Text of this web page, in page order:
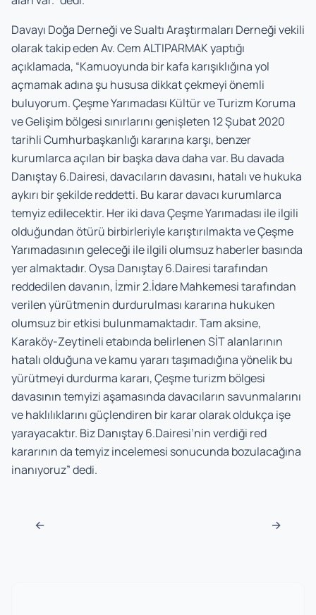
Davayı Doğa Derneği ve Sualtı Araştırmaları Derneği vekili
olarak takip eden Av. Cem ALTIPARMAK yaptığı
açıklamada, “Kamuoyunda bir kafa karışıklığına yol
açmamak adına şu hususa dikkat çekmeyi önemli
buluyorum. Çeşme Yarımadası Kültür ve Turizm Koruma
ve Gelişim bölgesi sınırlarını genişleten 12 Şubat 2020
tarihli Cumhurbaşkanlığı kararına karşı, benzer
kurumlarca açılan bir başka dava daha var. Bu davada
Danıştay 6.Dairesi, davacıların davasını, hatalı ve hukuka
aykırı bir şekilde reddetti. Bu karar davacı kurumlarca
temyiz edilecektir. Her iki dava Çeşme Yarımadası ile ilgili
olduğundan ötürü birbirleriyle karıştırılmakta ve Çeşme
Yarımadasının geleceği ile ilgili olumsuz haberler basında
yer almaktadır. Oysa Danıştay 6.Dairesi tarafından
reddedilen davanın, İzmir 2.İdare Mahkemesi tarafından
verilen yürütmenin durdurulması kararına hukuken
olumsuz bir etkisi bulunmamaktadır. Tam aksine,
Karaköy-Zeytineli etabında belirlenen SİT alanlarının
hatalı olduğuna ve kamu yararı taşımadığına yönelik bu
yürütmeyi durdurma kararı, Çeşme turizm bölgesi
davasının temyizi aşamasında davacıların savunmalarını
ve haklılıklarını güçlendiren bir karar olarak oldukça işe
yarayacaktır. Biz Danıştay 6.Dairesi’nin verdiği red
kararının da temyiz incelemesi sonucunda bozulacağına
inanıyoruz” dedi.
Post navigation
← →